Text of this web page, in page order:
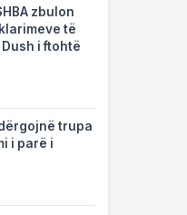
zbulon
të
i ftohtë
trupa
i parë i